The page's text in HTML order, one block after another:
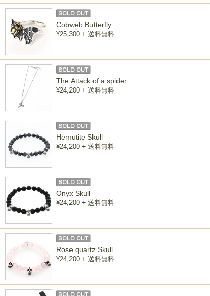
Cobweb Butterfly
¥25,300 + 送料無料
The Attack of a spider
¥24,200 + 送料無料
Hemutite Skull
¥24,200 + 送料無料
Onyx Skull
¥24,200 + 送料無料
Rose quartz Skull
¥24,200 + 送料無料